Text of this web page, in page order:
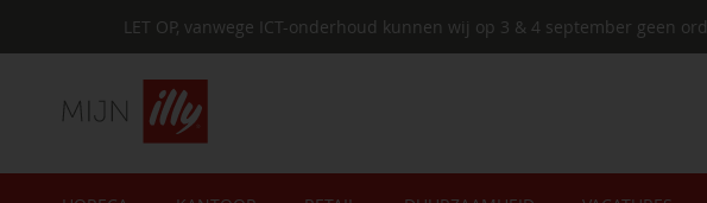
LET OP, vanwege ICT-onderhoud kunnen wij op 3 & 4 september geen